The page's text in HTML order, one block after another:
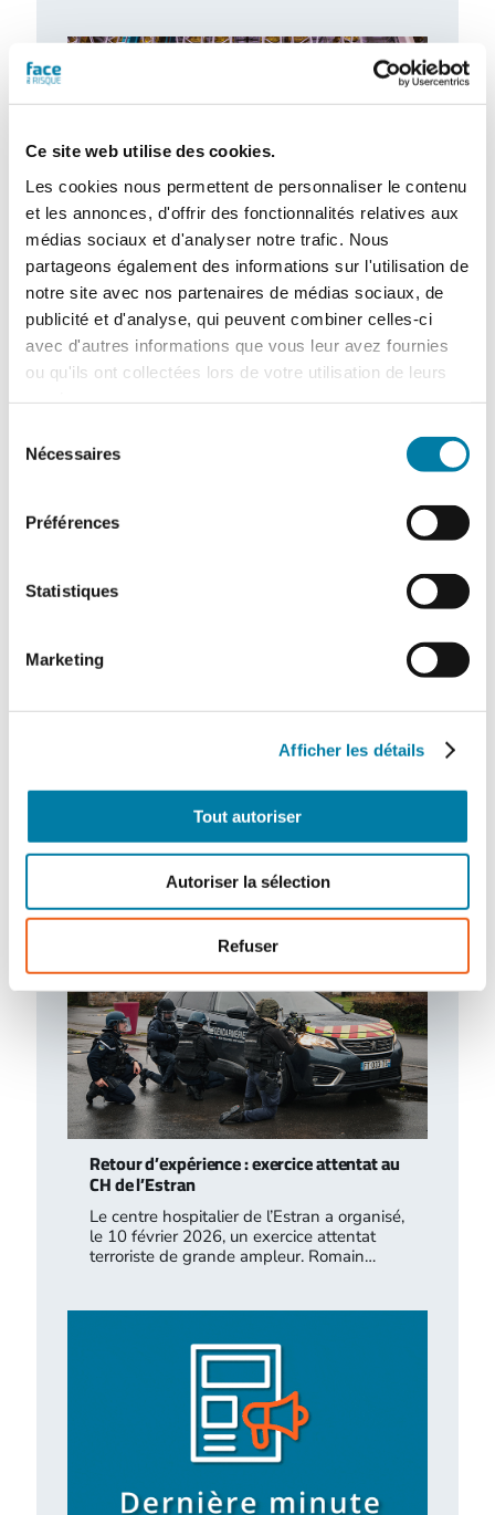
Ce site web utilise des cookies.
Les cookies nous permettent de personnaliser le contenu
et les annonces, d'offrir des fonctionnalités relatives aux
médias sociaux et d'analyser notre trafic. Nous
partageons également des informations sur l'utilisation de
notre site avec nos partenaires de médias sociaux, de
publicité et d'analyse, qui peuvent combiner celles-ci
avec d'autres informations que vous leur avez fournies
ou qu'ils ont collectées lors de votre utilisation de leurs
Nécessaires
Préférences
Statistiques
Marketing
Afficher les détails
Tout autoriser
Autoriser la sélection
Refuser
L’extinction automatique par sprinkleur à
l’épreuve des nouveaux risques
Dans un contexte marqué par l’émergence
de nouveaux risques et l’évolution rapide
enseignements de l’année 2025
Le Barpi a publié son inventaire des
incidents et accidents technologiques
survenus en 2025 au sein des installations
classées…
Retour d’expérience : exercice attentat au
CH de l’Estran
Le centre hospitalier de l’Estran a organisé,
le 10 février 2026, un exercice attentat
terroriste de grande ampleur. Romain…